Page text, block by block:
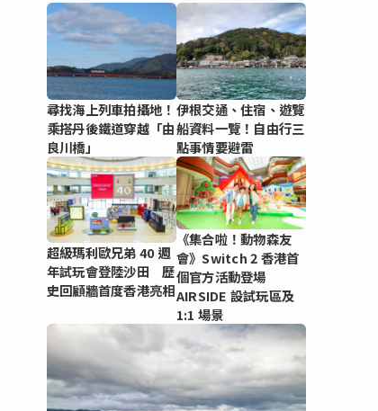
尋找海上列車拍攝地！
乘搭丹後鐵道穿越「由
良川橋」
伊根交通、住宿、遊覽
船資料一覽！自由行三
點事情要避雷
超級瑪利歐兄弟 40 週
年試玩會登陸沙田 歷
史回顧牆首度香港亮相
《集合啦！動物森友
會》Switch 2 香港首
個官方活動登場
AIRSIDE 設試玩區及
1:1 場景